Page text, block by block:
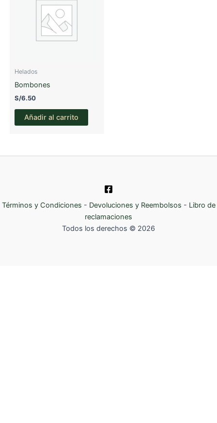
Helados
Bombones
S/6.50
Añadir al carrito
Términos y Condiciones - Devoluciones y Reembolsos - Libro de
reclamaciones
Todos los derechos © 2026